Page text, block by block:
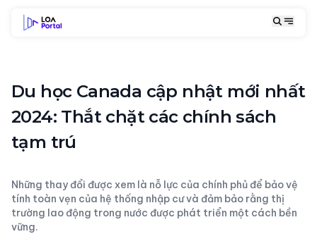
Du học Canada cập nhật mới nhất
2024: Thắt chặt các chính sách
tạm trú
Những thay đổi được xem là nỗ lực của chính phủ để bảo vệ
tính toàn vẹn của hệ thống nhập cư và đảm bảo rằng thị
trường lao động trong nước được phát triển một cách bền
vững.